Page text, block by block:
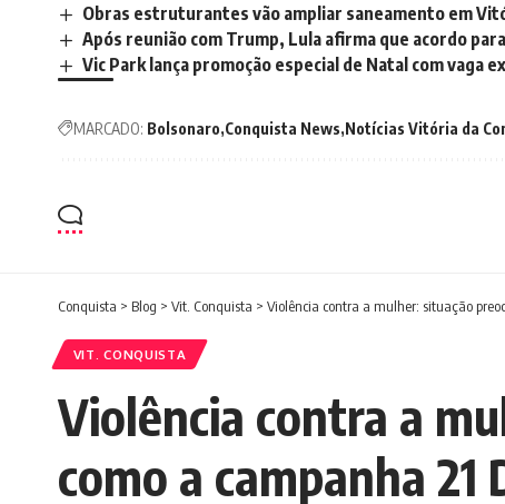
Obras estruturantes vão ampliar saneamento em
Após reunião com Trump, Lula afirma que acordo
Vic Park lança promoção especial de Natal com vaga
MARCADO: Bolsonaro Conquista News Notícias Vitória da
Conquista > Blog > Vit. Conquista > Violência contra a mulher: situação
VIT. CONQUISTA
Violência contra a
como a campanha